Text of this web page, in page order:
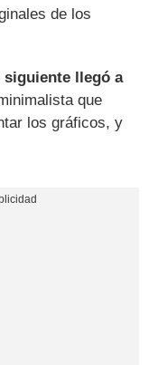
de los
siguiente llegó a
que
los gráficos, y